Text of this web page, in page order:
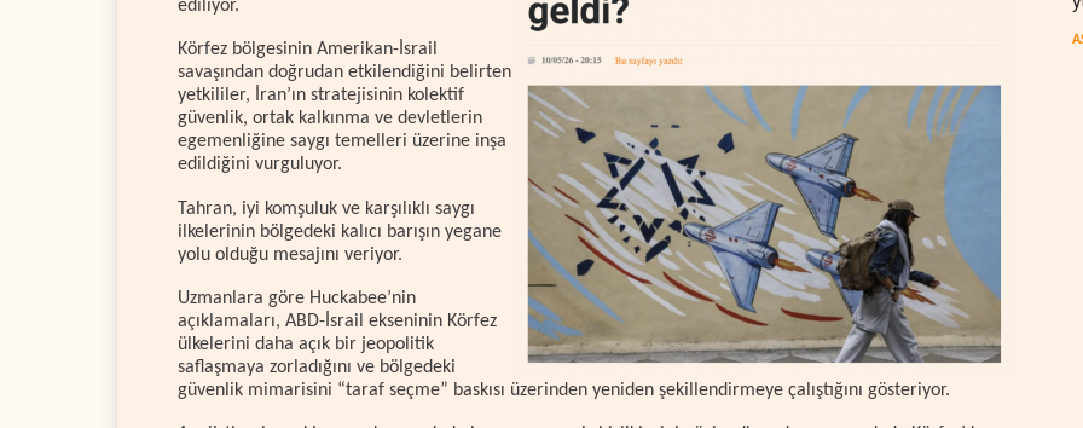
ediliyor.
Körfez bölgesinin Amerikan-İsrail
savaşından doğrudan etkilendiğini belirten
yetkililer, İran’ın stratejisinin kolektif
güvenlik, ortak kalkınma ve devletlerin
egemenliğine saygı temelleri üzerine inşa
edildiğini vurguluyor.
Tahran, iyi komşuluk ve karşılıklı saygı
ilkelerinin bölgedeki kalıcı barışın yegane
yolu olduğu mesajını veriyor.
Uzmanlara göre Huckabee’nin
açıklamaları, ABD-İsrail ekseninin Körfez
ülkelerini daha açık bir jeopolitik
saflaşmaya zorladığını ve bölgedeki
güvenlik mimarisini “taraf seçme” baskısı üzerinden yeniden şekillendirmeye çalıştığını gösteriyor.